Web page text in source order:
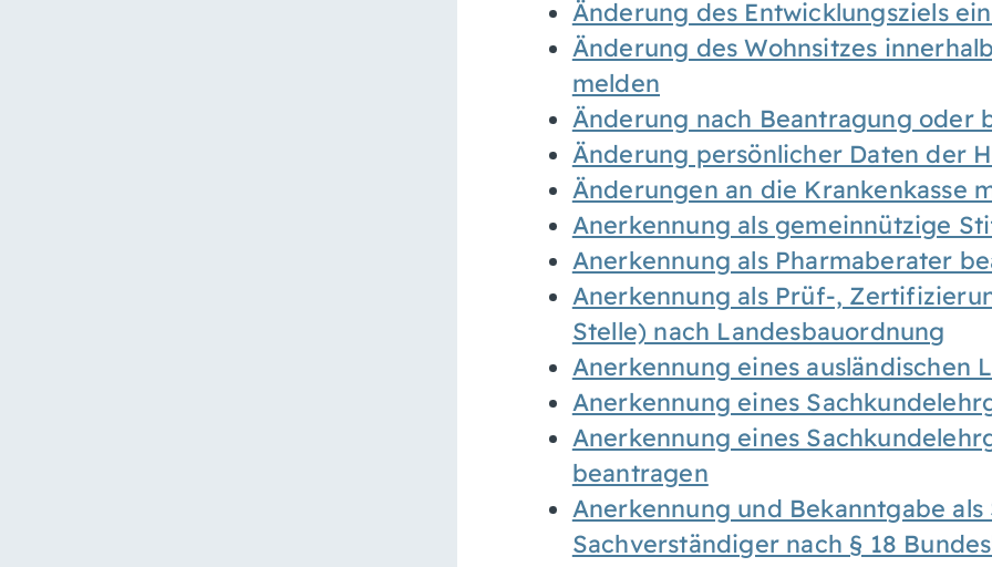
Änderung des Entwicklungsziels
Änderung des Wohnsitzes
melden
Änderung nach Beantragung oder
Änderung persönlicher Daten der
Änderungen an die Krankenkasse
Anerkennung als gemeinnützige
Anerkennung als Pharmaberater
Anerkennung als Prüf-,
Stelle) nach Landesbauordnung
Anerkennung eines ausländischen
Anerkennung eines
Anerkennung eines
beantragen
Anerkennung und Bekanntgabe
Sachverständiger nach § 18